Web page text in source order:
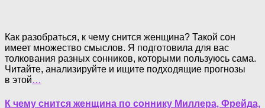
Как разобраться, к чему снится женщина? Такой сон
имеет множество смыслов. Я подготовила для вас
толкования разных сонников, которыми пользуюсь сама.
Читайте, анализируйте и ищите подходящие прогнозы
в этой…
К чему снится женщина по соннику Миллера, Фрейда,